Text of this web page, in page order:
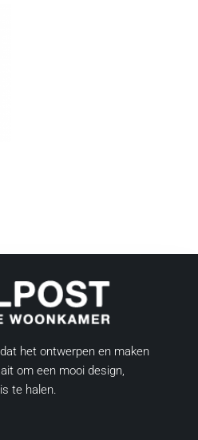
het ontwerpen en maken
om een mooi design,
te halen.